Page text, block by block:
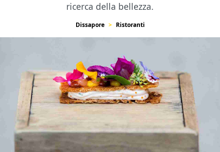
ricerca della bellezza.
Dissapore Ristoranti